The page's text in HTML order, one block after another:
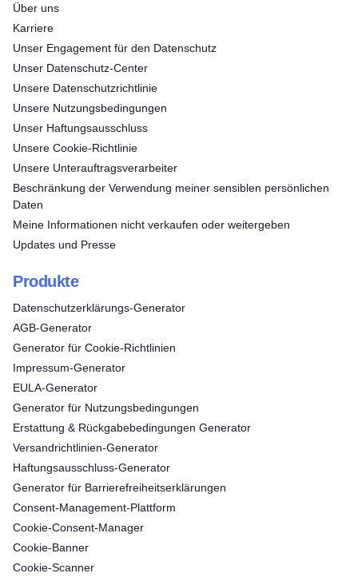
Über uns
Karriere
Unser Engagement für den Datenschutz
Unser Datenschutz-Center
Unsere Datenschutzrichtlinie
Unsere Nutzungsbedingungen
Unser Haftungsausschluss
Unsere Cookie-Richtlinie
Unsere Unterauftragsverarbeiter
Beschränkung der Verwendung meiner sensiblen persönlichen
Daten
Meine Informationen nicht verkaufen oder weitergeben
Updates und Presse
Produkte
Datenschutzerklärungs-Generator
AGB-Generator
Generator für Cookie-Richtlinien
Impressum-Generator
EULA-Generator
Generator für Nutzungsbedingungen
Erstattung & Rückgabebedingungen Generator
Versandrichtlinien-Generator
Haftungsausschluss-Generator
Generator für Barrierefreiheitserklärungen
Consent‑Management‑Plattform
Cookie-Consent-Manager
Cookie-Banner
Cookie-Scanner